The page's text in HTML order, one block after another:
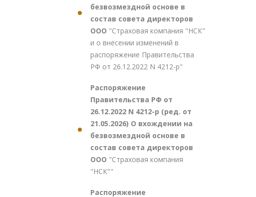
безвозмездной основе в
состав совета директоров
ООО "Страховая компания "НСК"
и о внесении изменений в
распоряжение Правительства
РФ от 26.12.2022 N 4212-р"
Распоряжение
Правительства РФ от
26.12.2022 N 4212-р (ред. от
21.05.2026) О вхождении на
безвозмездной основе в
состав совета директоров
ООО "Страховая компания
"НСК""
Распоряжение